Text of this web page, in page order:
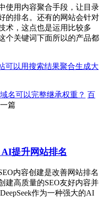
使用内容聚合手段，让目录
的排名。还有的网站会针对
术，这点也是运用比较多
个关键词下面所以的产品都
可以用搜索结果聚合生成大
名可以完整继承权重？ 百
篇
AI提升网站排名
内容创建是改善网站排名
建高质量的SEO友好内容并
作为一种强大的AI